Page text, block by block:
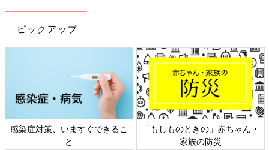
ピックアップ
ちゃん・
日本外来小児科学会リーフレッ
六星占術 細木かおり